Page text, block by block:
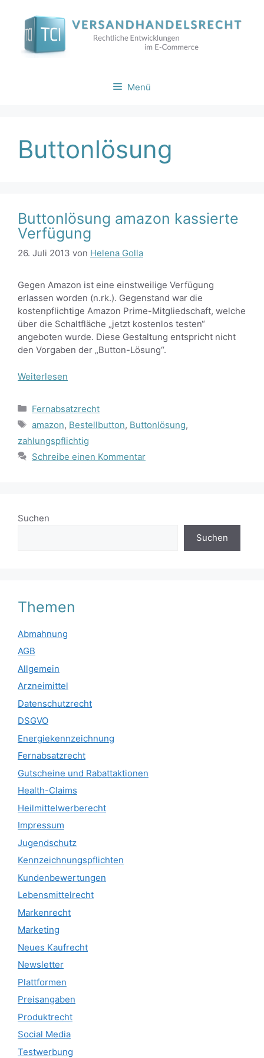
springen
Menü
Buttonlösung
Buttonlösung amazon kassierte
Verfügung
26. Juli 2013 von Helena Golla
Gegen Amazon ist eine einstweilige Verfügung
erlassen worden (n.rk.). Gegenstand war die
kostenpflichtige Amazon Prime-Mitgliedschaft, welche
über die Schaltfläche „jetzt kostenlos testen“
angeboten wurde. Diese Gestaltung entspricht nicht
den Vorgaben der „Button-Lösung“.
Weiterlesen
Kategorien
Fernabsatzrecht
Schlagwörter
amazon, Bestellbutton, Buttonlösung,
zahlungspflichtig
Schreibe einen Kommentar
Suchen
Suchen
Themen
Abmahnung
AGB
Allgemein
Arzneimittel
Datenschutzrecht
DSGVO
Energiekennzeichnung
Fernabsatzrecht
Gutscheine und Rabattaktionen
Health-Claims
Heilmittelwerberecht
Impressum
Jugendschutz
Kennzeichnungspflichten
Kundenbewertungen
Lebensmittelrecht
Markenrecht
Marketing
Neues Kaufrecht
Newsletter
Plattformen
Preisangaben
Produktrecht
Social Media
Testwerbung